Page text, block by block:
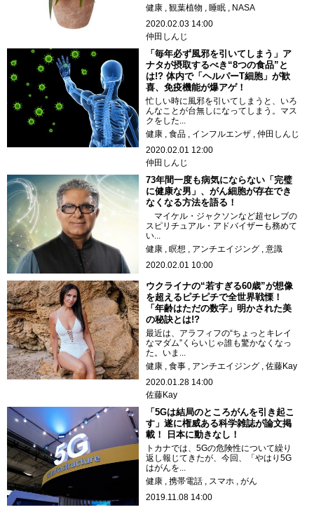
健康
観葉植物 睡眠
NASA
2020.02.03 14:00
仲田しんじ
「毎年必ず風邪を引いてしまう」ア
ナタが摂取するべき“8つの食品”と
は!? 体内で「ヘルパーT細胞」が歓
喜、免疫機能が爆アゲ！
忙しい時に風邪を引いてしまうと、いろ
んなことが台無しになってしまう。マス
クをした...
健康
食品 インフルエンザ
仲田しんじ
2020.02.01 12:00
仲田しんじ
73年間一度も病気にならない「完璧
に健康な男」、がん細胞が存在でき
なくなる方法を語る！
マイケル・ジャクソンなど超セレブの
スピリチュアル・アドバイザーも務めて
い...
健康
瞑想 アンチエイジング
意識
2020.02.01 10:00
ウクライナの“若すぎる60歳”が想像
を超えるピチピチで全世界戦慄！
「年齢はただの数字」明かされた美
の秘訣とは!?
最近は、アラフィフの“ちょっとキレイ
なマダム”くらいじゃ誰も驚かなくなっ
た。いま...
健康
食事 アンチエイジング
佐藤Kay
2020.01.28 14:00
佐藤Kay
「5Gは結局のところがんを引き起こ
す」遂に権威ある科学雑誌が論文掲
載！ 日本に動きなし！
トカナでは、5Gの危険性について繰り
返し報じてきたが、今回、「やはり5G
はがんを...
健康
携帯電話 スマホ
がん
2019.11.08 14:00